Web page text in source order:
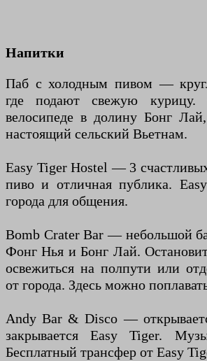
Напитки
Паб с холодным пивом —
где подают свежую курицу.
велосипеде в долину Бонг
настоящий сельский Вьетнам.
Easy Tiger Hostel — 3
пиво и отличная публика.
города для общения.
Bomb Crater Bar — небольшой
Фонг Нья и Бонг Лай.
освежиться на полпути или
от города. Здесь можно
Andy Bar & Disco —
закрывается Easy Tiger.
Бесплатный трансфер от Easy